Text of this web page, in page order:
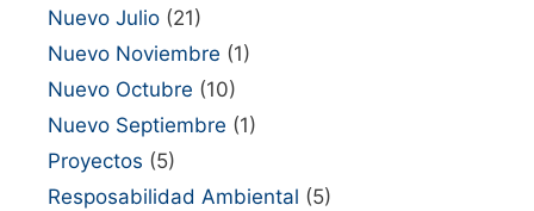
Nuevo Julio (21)
Nuevo Noviembre (1)
Nuevo Octubre (10)
Nuevo Septiembre (1)
Proyectos (5)
Resposabilidad Ambiental (5)